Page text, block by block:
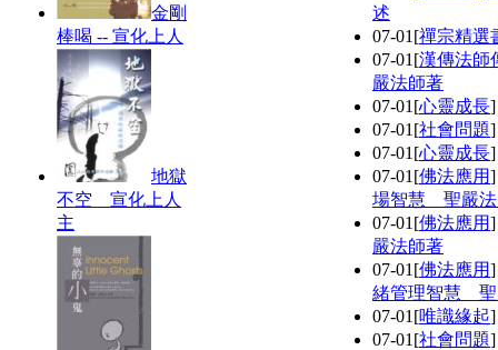
金剛
棒喝 -- 宣化上人
地獄
不空 宣化上人
主
述
07-01 [禪宗精選
07-01 [漢傳法師
嚴法師著
07-01 [心靈成長
07-01 [社會問題
07-01 [心靈成長
07-01 [佛法應用
場智慧 聖嚴
07-01 [佛法應用
嚴法師著
07-01 [佛法應用
緒管理智慧
07-01 [唯識緣起
07-01 [社會問題